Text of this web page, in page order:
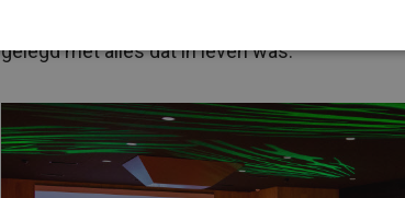
elektriciteit konden meten en opwekken,
gelegd met alles dat in leven was.